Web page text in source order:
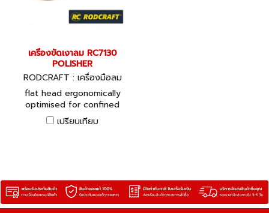
เครื่องขัดเงาลม RC7130
POLISHER
RODCRAFT : เครื่องมือลม
flat head ergonomically
optimised for confined
areas for accessory up to
178 (7") mm
เปรียบเทียบ